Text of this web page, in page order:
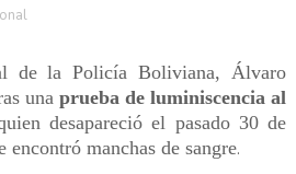
de la Policía Boliviana, Álvaro
unaprueba de luminiscencia al
desapareció el pasado 30 de
encontró manchas de sangre.